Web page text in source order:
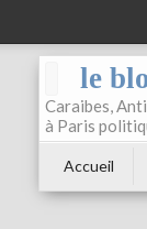
le
Caraibes,
à Paris
Accueil